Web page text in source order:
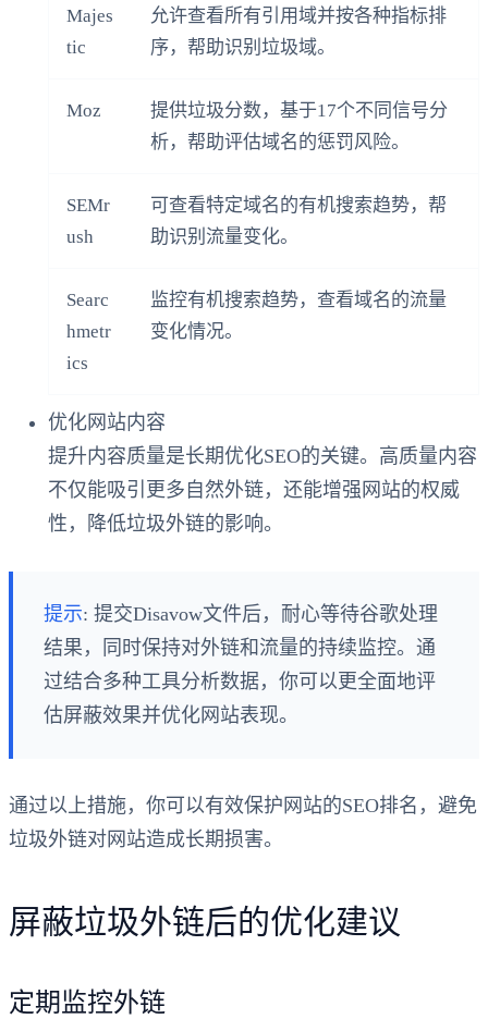
Majes
tic
允许查看所有引用域并按各种指标排
序，帮助识别垃圾域。
Moz
提供垃圾分数，基于17个不同信号分
析，帮助评估域名的惩罚风险。
SEMr
ush
可查看特定域名的有机搜索趋势，帮
助识别流量变化。
Searc
hmetr
ics
监控有机搜索趋势，查看域名的流量
变化情况。
优化网站内容
提升内容质量是长期优化SEO的关键。高质量内容
不仅能吸引更多自然外链，还能增强网站的权威
性，降低垃圾外链的影响。
提示: 提交Disavow文件后，耐心等待谷歌处理
结果，同时保持对外链和流量的持续监控。通
过结合多种工具分析数据，你可以更全面地评
估屏蔽效果并优化网站表现。
通过以上措施，你可以有效保护网站的SEO排名，避免
垃圾外链对网站造成长期损害。
屏蔽垃圾外链后的优化建议
定期监控外链